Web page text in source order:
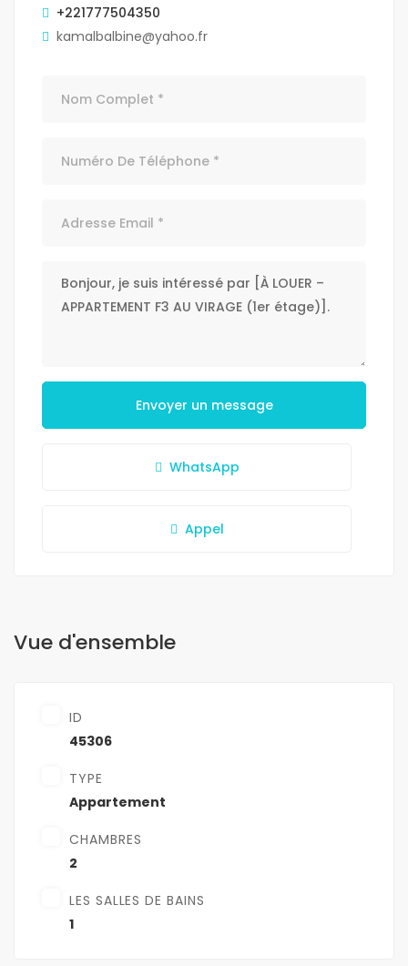
+221777504350
kamalbalbine@yahoo.fr
Envoyer un message
WhatsApp
Appel
Vue d'ensemble
ID
45306
TYPE
Appartement
CHAMBRES
2
LES SALLES DE BAINS
1